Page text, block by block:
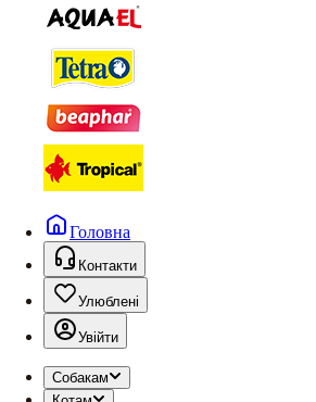
Головна
Контакти
Улюблені
Увійти
Собакам